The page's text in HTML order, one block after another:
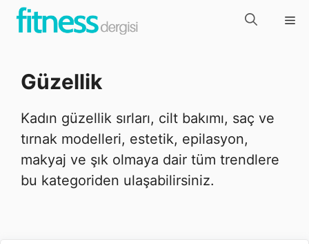
İçeriğe
atla
Güzellik
Kadın güzellik sırları, cilt bakımı, saç ve
tırnak modelleri, estetik, epilasyon,
makyaj ve şık olmaya dair tüm trendlere
bu kategoriden ulaşabilirsiniz.